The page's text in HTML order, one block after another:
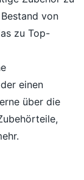
von
zu Top-
einen
über die